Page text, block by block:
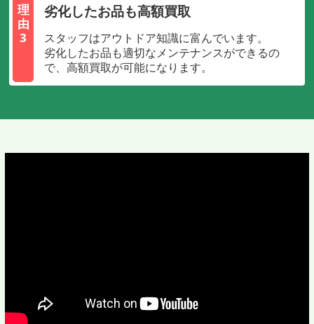
理
由
3
劣化したお品も高額買取
スタッフはアウトドア知識に富んでいます。
劣化したお品も適切なメンテナンスができるの
で、高額買取が可能になります。